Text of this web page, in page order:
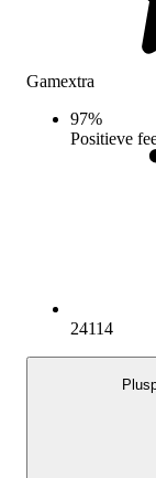
Gamextra
97%
Positieve
24114